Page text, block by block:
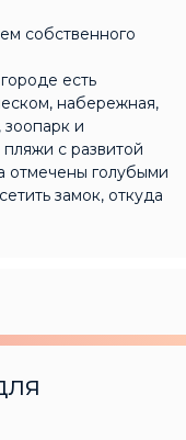
собственного
есть
набережная,
зоопарк и
с развитой
отмечены голубыми
замок, откуда